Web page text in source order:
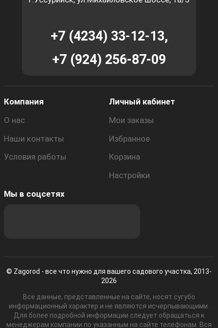
+7 (4234) 33-12-13,
+7 (924) 256-87-09
Компания
О нас
Наши контакты
Условия работы
Личный кабинет
Мои заказы
Избранное
Корзина
Настройки
Мы в соцсетях
© Zagorod - все что нужно для вашего садового участка, 2013-
2026
Все данные, представленные на сайте, носят сугубо
информационный характер и не являются исчерпывающими.
Для более подробной информации следует обращаться к
менеджерам компании по указанным на сайте телефонам. Вся